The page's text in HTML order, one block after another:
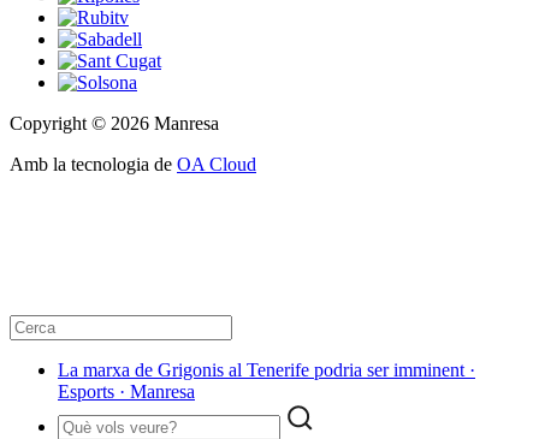
Copyright © 2026 Manresa
Amb la tecnologia de OA Cloud
La marxa de Grigonis al Tenerife podria ser imminent ·
Esports · Manresa